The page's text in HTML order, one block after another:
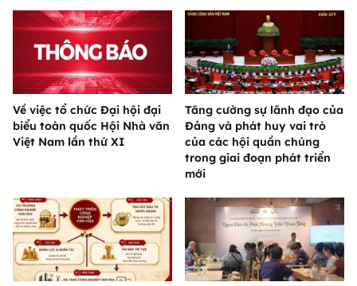
Về việc tổ chức Đại hội đại
biểu toàn quốc Hội Nhà văn
Việt Nam lần thứ XI
Tăng cường sự lãnh đạo của
Đảng và phát huy vai trò
của các hội quần chúng
trong giai đoạn phát triển
mới